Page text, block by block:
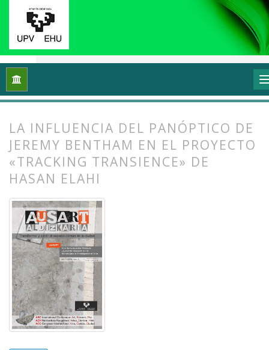
Inicio Vol. 1 Núm. 1-2 (2013): I Congreso
LA INFLUENCIA DEL PANÓPTICO DE
JEREMY BENTHAM EN EL PROYECTO
«TRACKING TRANSIENCE» DE
HASAN ELAHI